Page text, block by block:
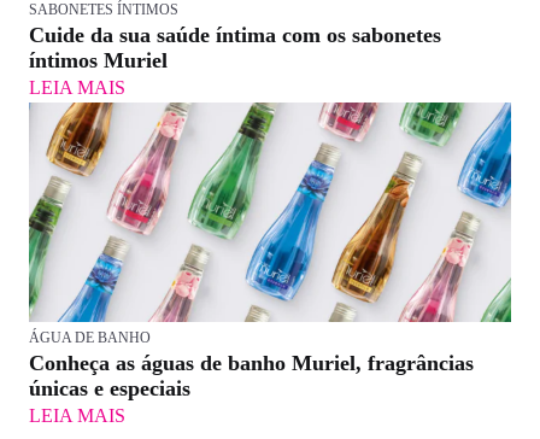
SABONETES ÍNTIMOS
Cuide da sua saúde íntima com os sabonetes
íntimos Muriel
LEIA MAIS
ÁGUA DE BANHO
Conheça as águas de banho Muriel, fragrâncias
únicas e especiais
LEIA MAIS